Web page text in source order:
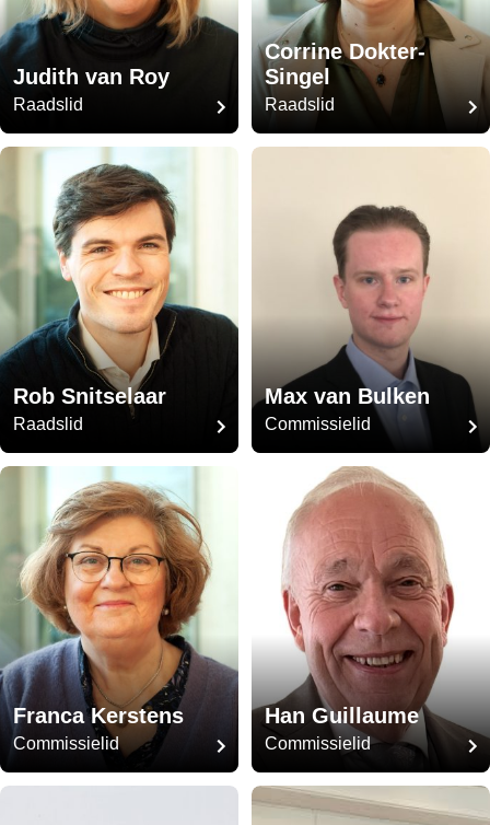
Judith van Roy
Raadslid
Corrine Dokter-
Singel
Raadslid
Rob Snitselaar
Raadslid
Max van Bulken
Commissielid
Franca Kerstens
Commissielid
Han Guillaume
Commissielid